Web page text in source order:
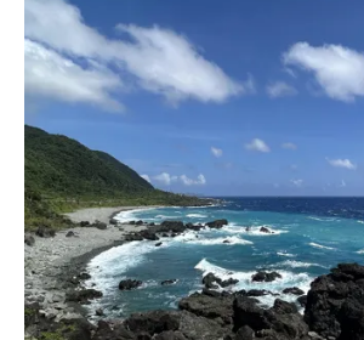
覺得人類好渺小，可人類卻一直對海洋
中期，她到美國哈佛大學進修景觀設計
間與環境規劃，包括海洋與海岸管理。
公部門景觀與環境教育的顧問和委員，
基金會董事，並在母校的海洋環境及工
授。今（2024）年5月，她從大學「借
為第二任署長。她接受《環境資訊中心
忘記當初海浪聲給予過的震撼，想把這
給未來的孩子。從民間走入體制 預期
通不容易 走進陸曉筠在中山大學海洋